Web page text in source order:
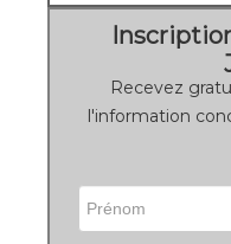
Recevez
l'information